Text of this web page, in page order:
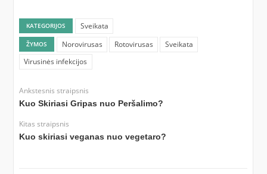
KATEGORIJOS Sveikata
ŽYMOS Norovirusas Rotovirusas
Sveikata
Virusinės infekcijos
Ankstesnis straipsnis
Kuo Skiriasi Gripas nuo Peršalimo?
Kitas straipsnis
Kuo skiriasi veganas nuo vegetaro?